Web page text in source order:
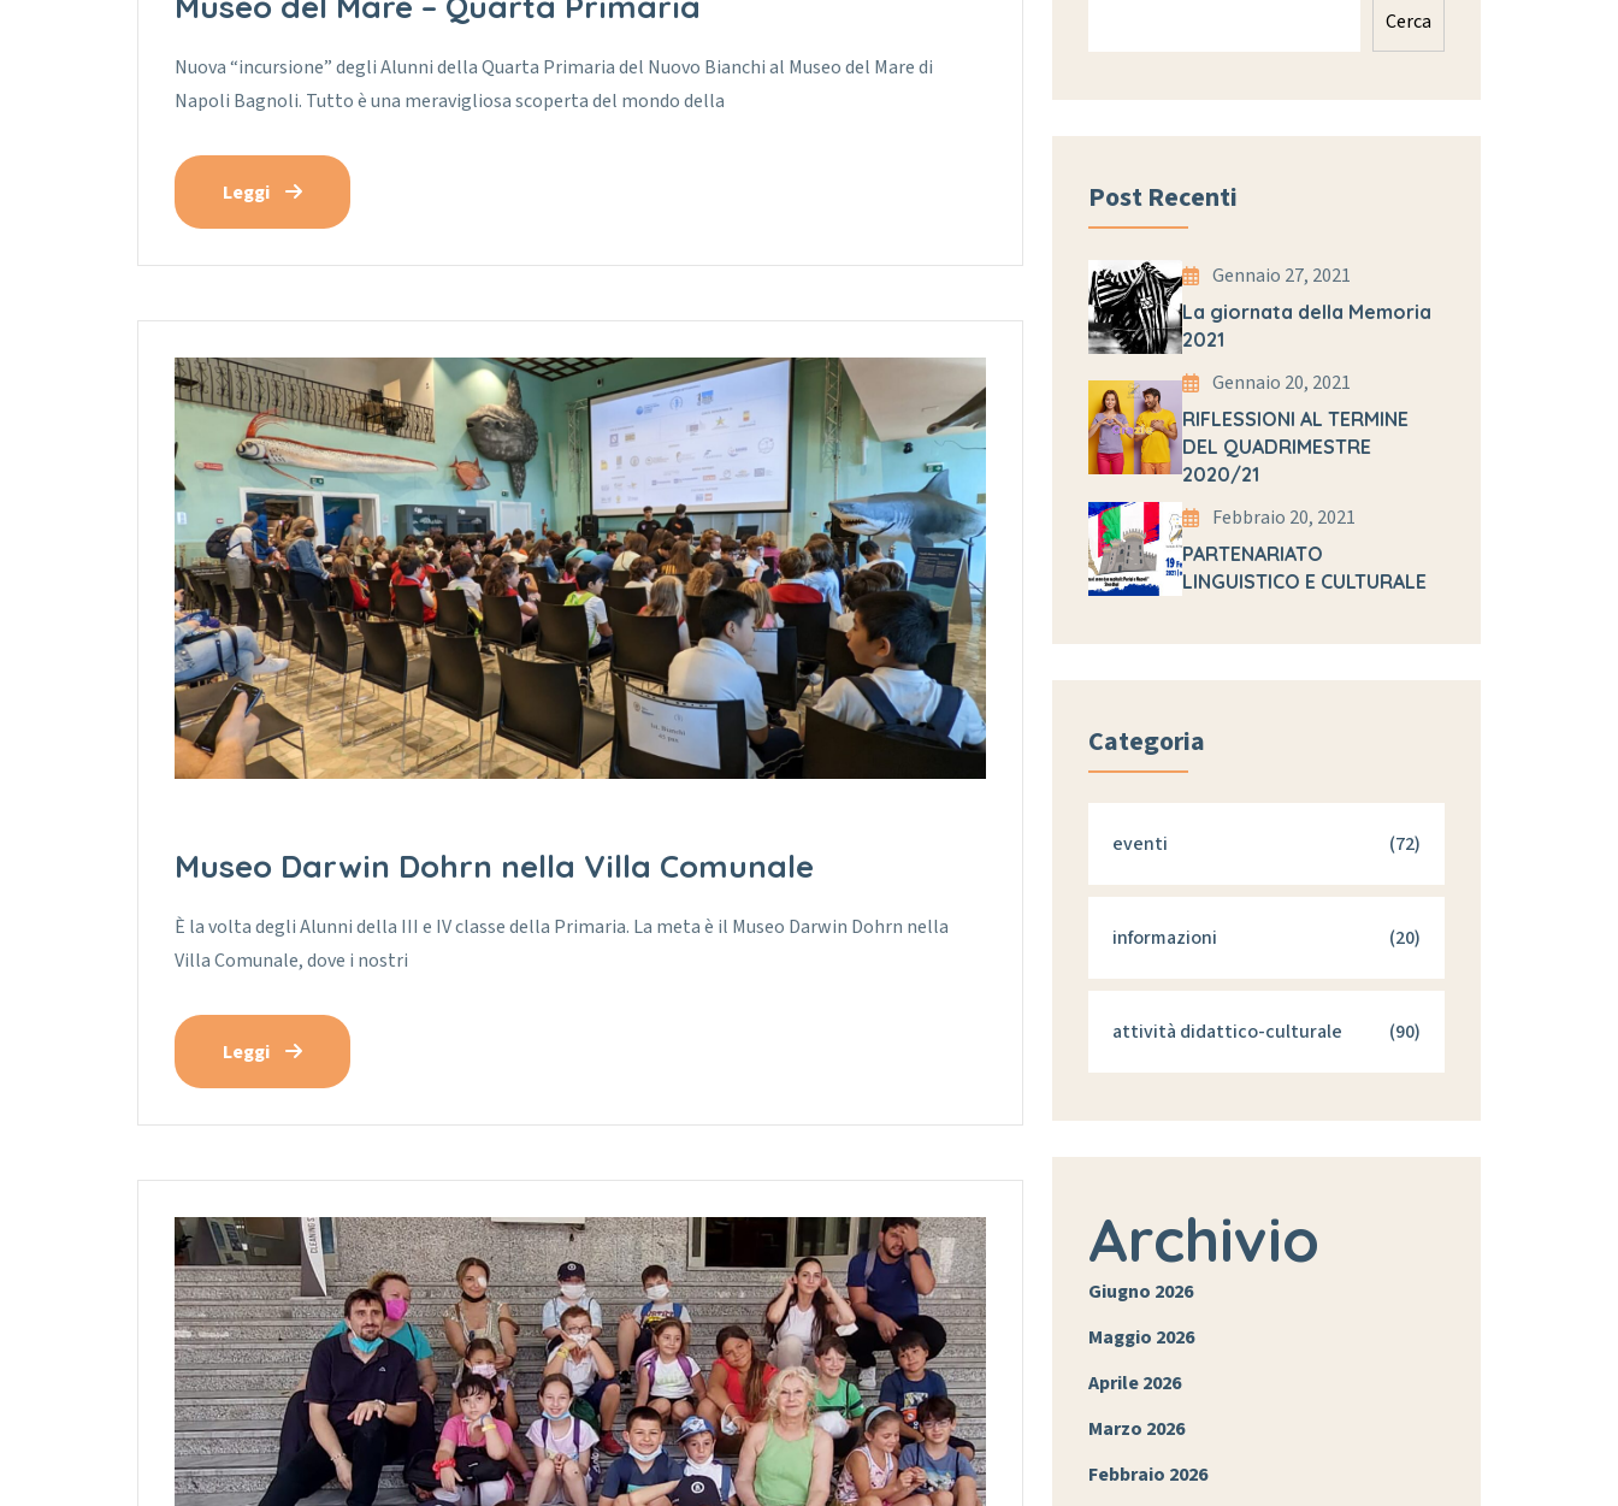
Nuova “incursione” degli Alunni della Quarta Primaria del Nuovo Bianchi al Museo del Mare di
Napoli Bagnoli. Tutto è una meravigliosa scoperta del mondo della
Leggi
Museo Darwin Dohrn nella Villa Comunale
È la volta degli Alunni della III e IV classe della Primaria. La meta è il Museo Darwin Dohrn nella
Villa Comunale, dove i nostri
Leggi
Cerca
Post Recenti
Gennaio 27, 2021
La giornata della Memoria
2021
Gennaio 20, 2021
RIFLESSIONI AL TERMINE
DEL QUADRIMESTRE
2020/21
Febbraio 20, 2021
PARTENARIATO
LINGUISTICO E CULTURALE
Categoria
eventi (72)
informazioni (20)
attività didattico-culturale (90)
Archivio
Giugno 2026
Maggio 2026
Aprile 2026
Marzo 2026
Febbraio 2026